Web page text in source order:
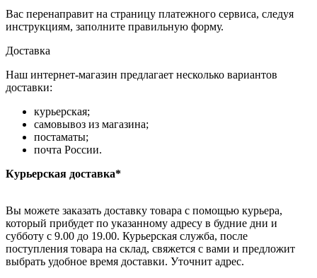
Вас перенаправит на страницу платежного сервиса, следуя
инструкциям, заполните правильную форму.
Доставка
Наш интернет-магазин предлагает несколько вариантов
доставки:
курьерская;
самовывоз из магазина;
постаматы;
почта России.
Курьерская доставка*
Вы можете заказать доставку товара с помощью курьера,
который прибудет по указанному адресу в будние дни и
субботу с 9.00 до 19.00. Курьерская служба, после
поступления товара на склад, свяжется с вами и предложит
выбрать удобное время доставки. Уточнит адрес.